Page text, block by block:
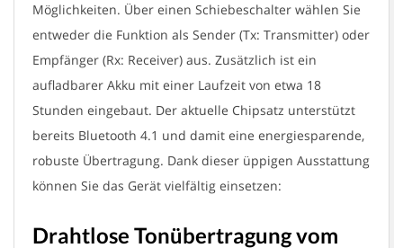
Möglichkeiten. Über einen Schiebeschalter wählen Sie
entweder die Funktion als Sender (Tx: Transmitter) oder
Empfänger (Rx: Receiver) aus. Zusätzlich ist ein
aufladbarer Akku mit einer Laufzeit von etwa 18
Stunden eingebaut. Der aktuelle Chipsatz unterstützt
bereits Bluetooth 4.1 und damit eine energiesparende,
robuste Übertragung. Dank dieser üppigen Ausstattung
können Sie das Gerät vielfältig einsetzen:
Drahtlose Tonübertragung vom